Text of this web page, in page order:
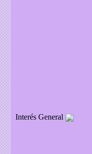
Interés General